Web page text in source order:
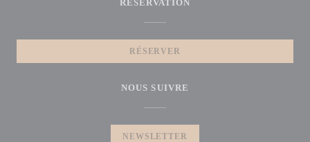
RÉSERVATION
RÉSERVER
NOUS SUIVRE
NEWSLETTER